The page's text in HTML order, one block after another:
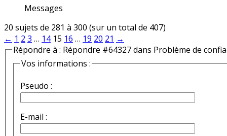
Messages
20 sujets de 281 à 300 (sur un total de 407)
← 1 2 3 … 14 15 16 … 19 20 21 →
Répondre à : Répondre #64327 dans Problème de
Vos informations :
Pseudo :
E-mail :